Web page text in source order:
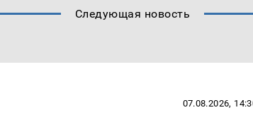
Следующая новость
07.08.2026,